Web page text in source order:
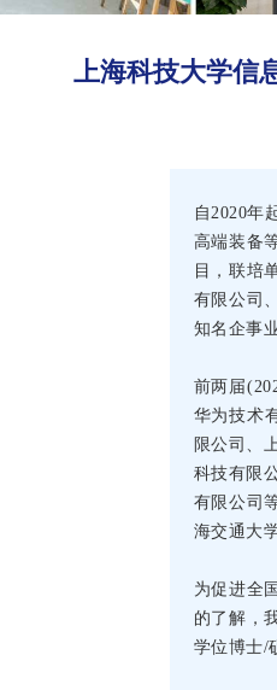
上海科技大学信
自2020年
高端装备
目，联培
有限公司
知名企事
前两届
华为技术
限公司、
科技有限
有限公司
海交通大
为促进全
的了解，
学位博士/